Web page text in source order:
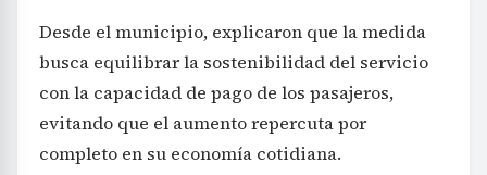
Desde el municipio, explicaron que la medida
busca equilibrar la sostenibilidad del servicio
con la capacidad de pago de los pasajeros,
evitando que el aumento repercuta por
completo en su economía cotidiana.